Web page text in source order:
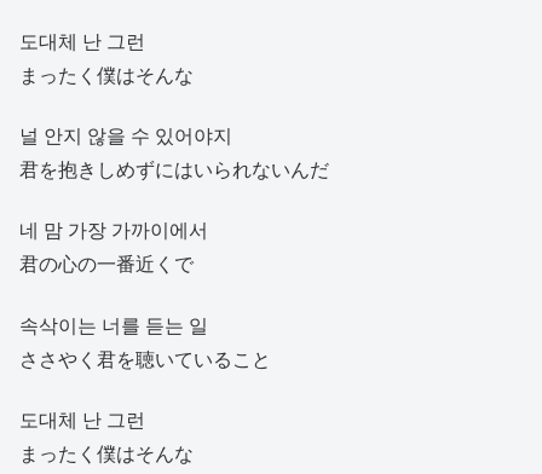
도대체 난 그런
まったく僕はそんな
널 안지 않을 수 있어야지
君を抱きしめずにはいられないんだ
네 맘 가장 가까이에서
君の心の一番近くで
속삭이는 너를 듣는 일
ささやく君を聴いていること
도대체 난 그런
まったく僕はそんな